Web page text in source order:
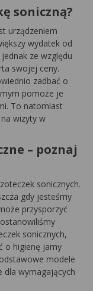
soniczną?
urządzeniem
wydatek od
ze względu
swojej ceny.
zadbać o
pomoże je
To natomiast
wizyty w
– poznaj
sonicznych.
gdy jesteśmy
przysporzyć
sonicznych,
o higienę jamy
modele
dla wymagających